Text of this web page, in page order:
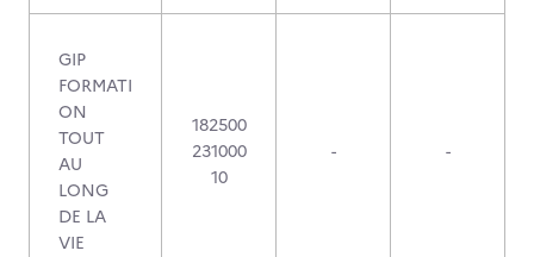
GIP
FORMATI
ON
TOUT
AU
LONG
DE LA
VIE
182500
231000
10
- -